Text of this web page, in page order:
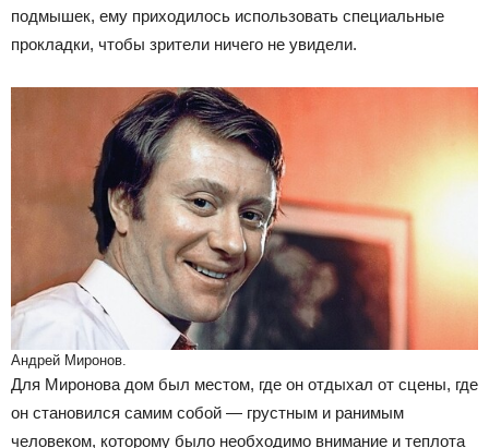
подмышек, ему приходилось использовать специальные
прокладки, чтобы зрители ничего не увидели.
Андрей Миронов.
Для Миронова дом был местом, где он отдыхал от сцены, где
он становился самим собой — грустным и ранимым
человеком, которому было необходимо внимание и теплота